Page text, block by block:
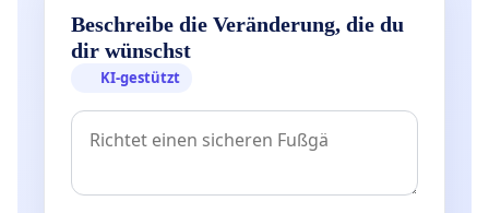
Beschreibe die Veränderung, die du
dir wünschst
KI-gestützt